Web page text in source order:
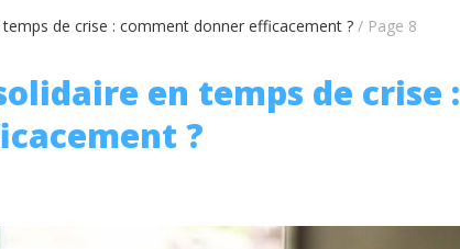
de crise : comment donner efficacement ?/ Page 8
en temps de crise :
?